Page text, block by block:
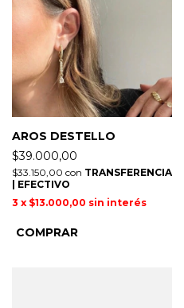
AROS DESTELLO
$39.000,00
$33.150,00 con TRANSFERENCIA
| EFECTIVO
3 x $13.000,00 sin interés